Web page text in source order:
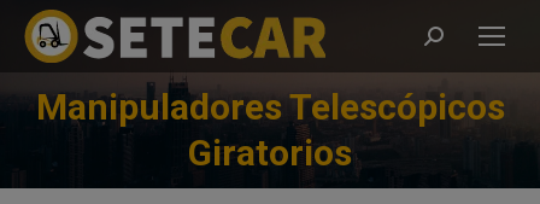
Buscar:
Manipuladores Telescópicos
Giratorios
Estás aquí: